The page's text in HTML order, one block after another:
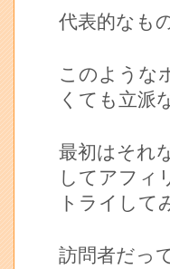
代表的なも
このような
くても立派
最初はそれ
してアフィ
トライして
訪問者だっ